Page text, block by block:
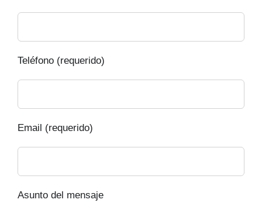
Teléfono (requerido)
Email (requerido)
Asunto del mensaje